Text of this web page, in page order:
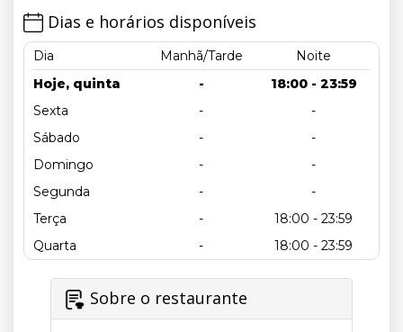
Dias e horários disponíveis
Dia Manhã/Tarde
Noite
Hoje, quinta
-
18:00 - 23:59
Sexta
-
-
Sábado
-
-
Domingo
-
-
Segunda
-
-
Terça
-
18:00 - 23:59
Quarta
- 18:00 - 23:59
Sobre o restaurante